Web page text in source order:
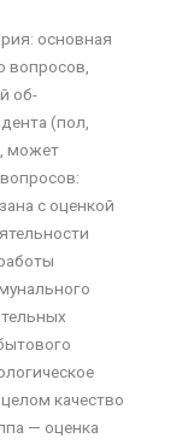
основная
вопросов,
об­
(пол,
может
с оценкой
качество
— оценка